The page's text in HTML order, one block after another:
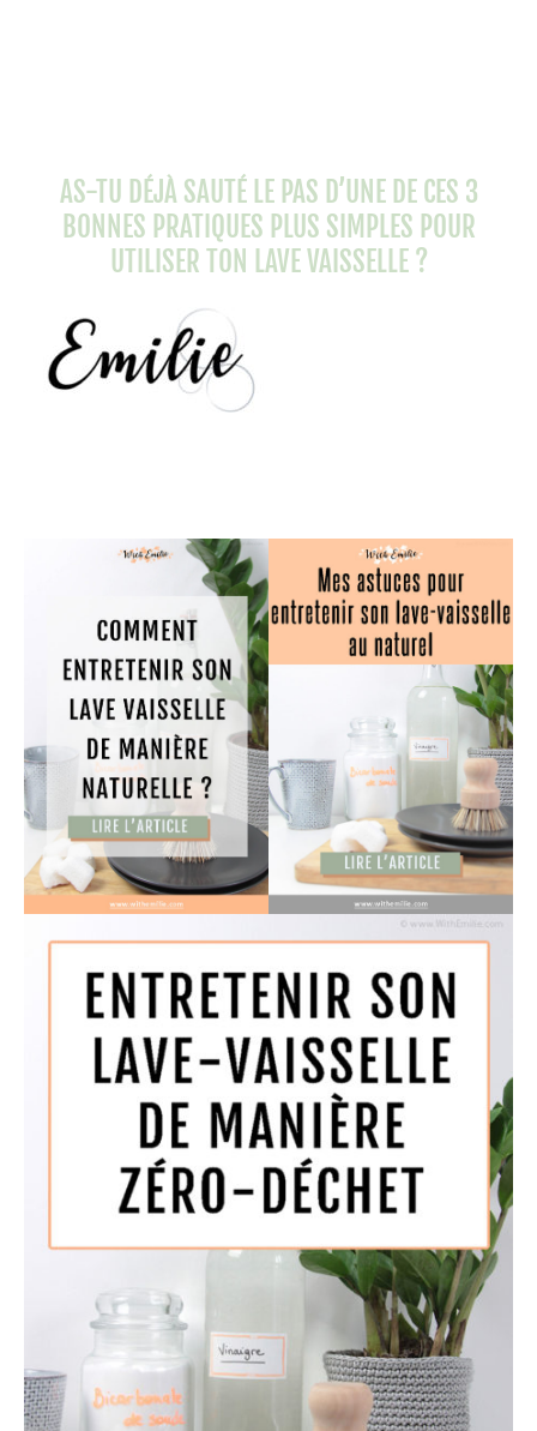
AS-TU DÉJÀ SAUTÉ LE PAS D’UNE DE CES 3
BONNES PRATIQUES PLUS SIMPLES POUR
UTILISER TON LAVE VAISSELLE ?